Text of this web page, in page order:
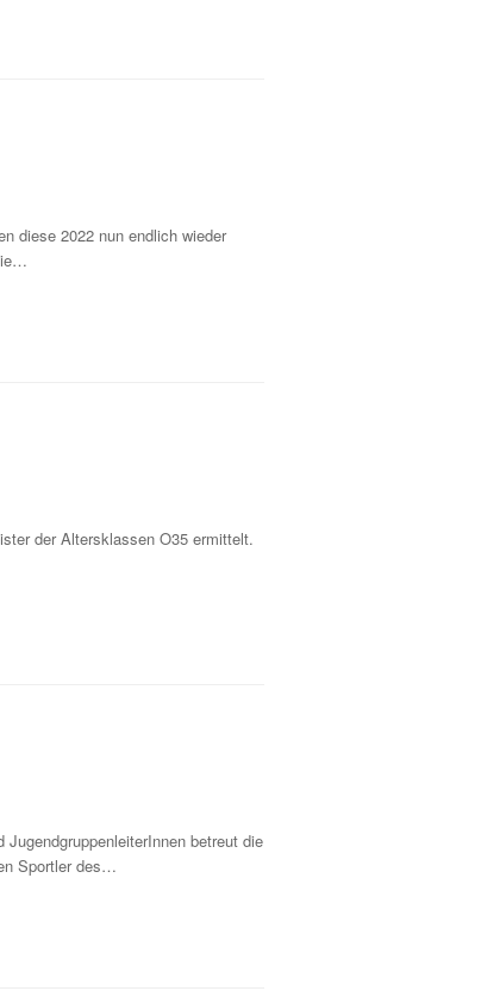
diese 2022 nun endlich wieder
der Altersklassen O35 ermittelt.
betreut die
Sportler des…